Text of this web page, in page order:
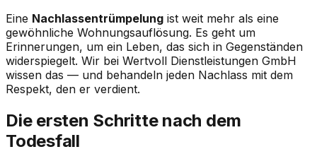
Eine Nachlassentrümpelung ist weit mehr als eine
gewöhnliche Wohnungsauflösung. Es geht um
Erinnerungen, um ein Leben, das sich in Gegenständen
widerspiegelt. Wir bei Wertvoll Dienstleistungen GmbH
wissen das — und behandeln jeden Nachlass mit dem
Respekt, den er verdient.
Die ersten Schritte nach dem
Todesfall